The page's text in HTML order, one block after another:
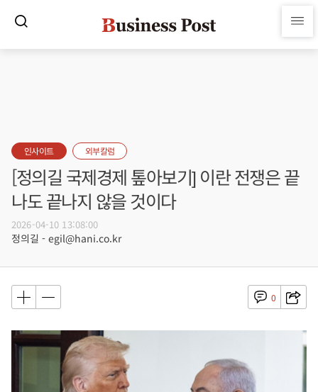
인사이트 외부칼럼
[정의길 국제경제 톺아보기] 이란 전쟁은 끝
나도 끝나지 않을 것이다
2026-04-10 13:08:00
정의길 - egil@hani.co.kr
0